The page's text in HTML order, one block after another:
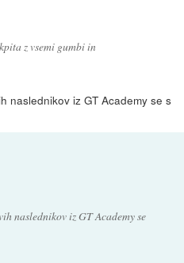
z vsemi gumbi in
naslednikov iz GT Academy se s
naslednikov iz GT Academy se